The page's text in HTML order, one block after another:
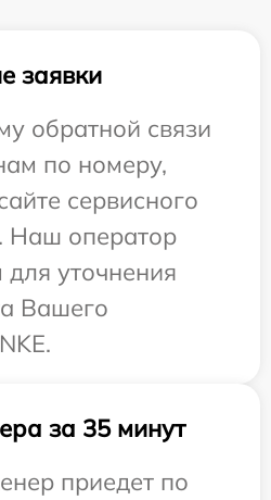
заявки
обратной связи
по номеру,
сервисного
Наш оператор
уточнения
Вашего
за 35 минут
приедет по